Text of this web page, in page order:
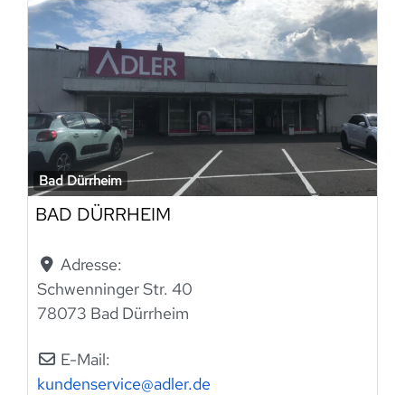
Bad Dürrheim
BAD DÜRRHEIM
Adresse:
Schwenninger Str. 40
78073 Bad Dürrheim
E-Mail:
kundenservice@adler.de